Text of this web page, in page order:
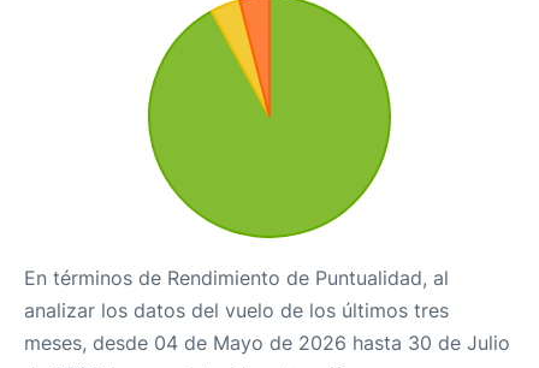
En términos de Rendimiento de Puntualidad, al
analizar los datos del vuelo de los últimos tres
meses, desde 04 de Mayo de 2026 hasta 30 de Julio